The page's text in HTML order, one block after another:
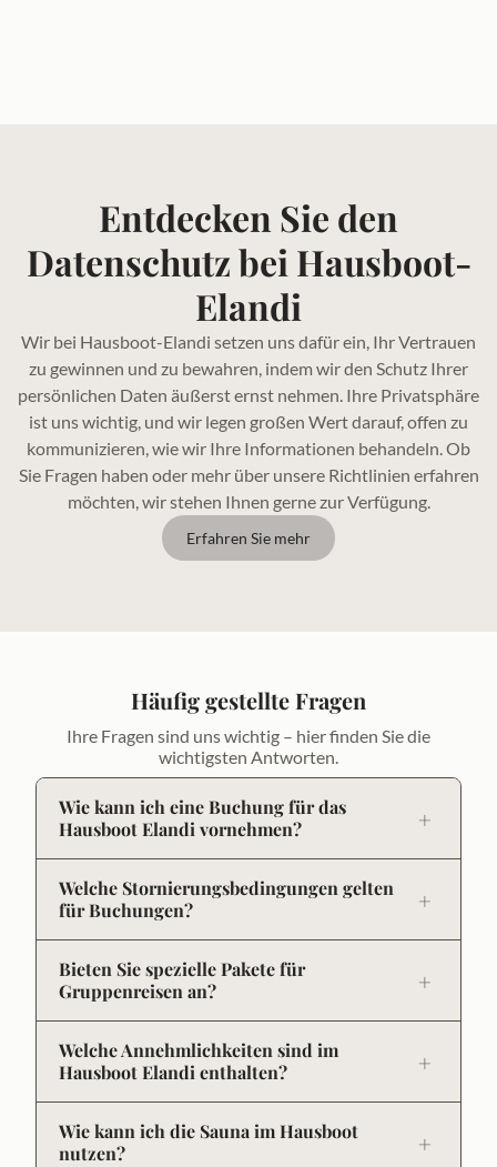
Entdecken Sie den
Datenschutz bei Hausboot-
Elandi
Wir bei Hausboot-Elandi setzen uns dafür ein, Ihr Vertrauen
zu gewinnen und zu bewahren, indem wir den Schutz Ihrer
persönlichen Daten äußerst ernst nehmen. Ihre Privatsphäre
ist uns wichtig, und wir legen großen Wert darauf, offen zu
kommunizieren, wie wir Ihre Informationen behandeln. Ob
Sie Fragen haben oder mehr über unsere Richtlinien erfahren
möchten, wir stehen Ihnen gerne zur Verfügung.
Erfahren Sie mehr
Häufig gestellte Fragen
Ihre Fragen sind uns wichtig – hier finden Sie die
wichtigsten Antworten.
Wie kann ich eine Buchung für das
Hausboot Elandi vornehmen?
Welche Stornierungsbedingungen gelten
für Buchungen?
Bieten Sie spezielle Pakete für
Gruppenreisen an?
Welche Annehmlichkeiten sind im
Hausboot Elandi enthalten?
Wie kann ich die Sauna im Hausboot
nutzen?